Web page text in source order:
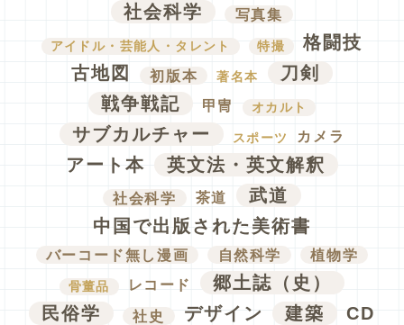
社会科学
写真集
アイドル・芸能人・タレント 特撮
格闘技
古地図
初版本 著名本
刀剣
戦争戦記
甲冑 オカルト
サブカルチャー スポーツ カメラ
アート本 英文法・英文解釈
社会科学 茶道
武道
中国で出版された美術書
バーコード無し漫画 自然科学 植物学
骨董品 レコード
郷土誌（史）
民俗学
社史 デザイン 建築
CD